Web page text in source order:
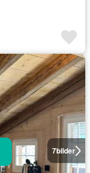
7bilder